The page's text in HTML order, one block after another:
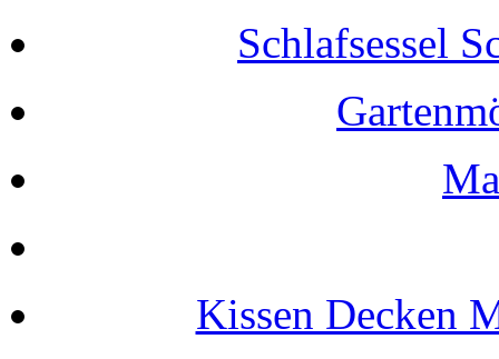
Schlafsessel
Kissen Decken